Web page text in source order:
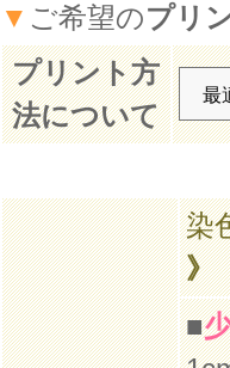
▼ ご希望のプリ
プリント方
法について
染
》
■